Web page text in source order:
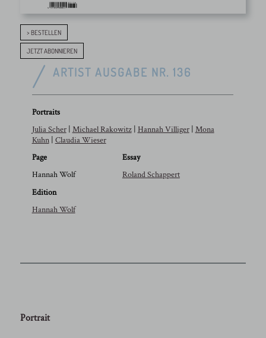
> BESTELLEN
JETZT ABONNIEREN
ARTIST AUSGABE NR. 136
Portraits
Julia Scher| Michael Rakowitz| Hannah Villiger| Mona
Kuhn| Claudia Wieser
Page
Hannah Wolf
Essay
Roland Schappert
Edition
Hannah Wolf
Portrait